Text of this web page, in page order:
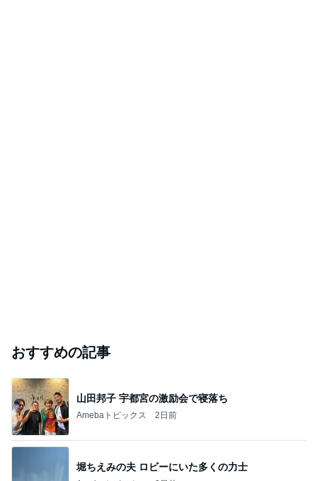
おすすめの記事
山田邦子 宇都宮の激励会で寝落ち
Amebaトピックス 2日前
堀ちえみの夫 ロビーにいた多くの力士